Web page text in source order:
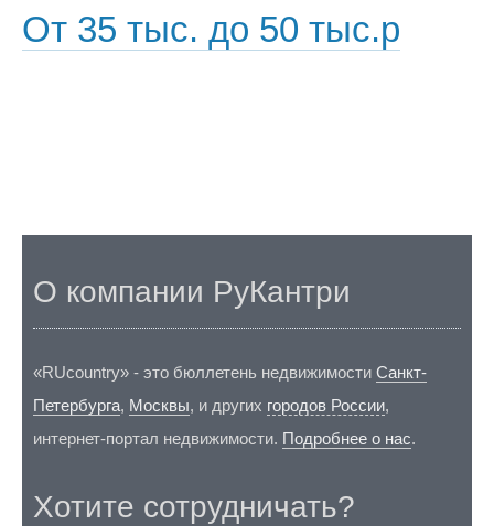
От 35 тыс. до 50 тыс.р
О компании РуКантри
«RUcountry» - это бюллетень недвижимости Санкт-
Петербурга, Москвы, и других городов России,
интернет-портал недвижимости. Подробнее о нас.
Хотите сотрудничать?